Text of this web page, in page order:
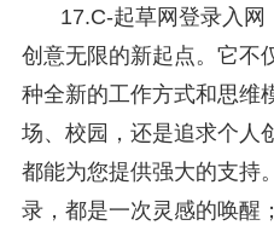
17.C-起草网登录入网
创意无限的新起点。它不
种全新的工作方式和思维
场、校园，还是追求个人
都能为您提供强大的支持
录，都是一次灵感的唤醒